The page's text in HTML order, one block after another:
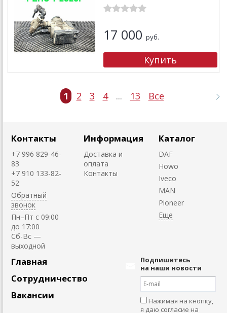
17 000 руб.
1 2 3 4 ... 13 Все
Контакты
+7 996 829-46-
83
+7 910 133-82-
52
Обратный
звонок
Пн–Пт с 09:00
до 17:00
Cб-Вс —
выходной
Информация
Доставка и
оплата
Контакты
Каталог
DAF
Howo
Iveco
MAN
Pioneer
Главная
Сотрудничество
Вакансии
Подпишитесь
на наши новости
Нажимая на кнопку,
я даю согласие на